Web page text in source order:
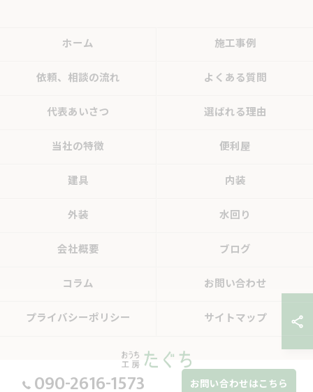
090-2616-1573 お問い合わせはこちら
ホーム 施工事例
依頼、相談の流れ よくある質問
代表あいさつ 選ばれる理由
当社の特徴 便利屋
建具 内装
外装 水回り
会社概要 ブログ
コラム お問い合わせ
プライバシーポリシー サイトマップ